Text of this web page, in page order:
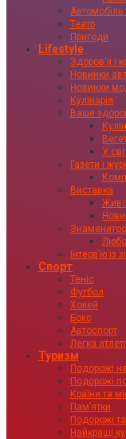
Автомобіль
Театр
Пригоди
Lifestyle
Здоровʼя і
Новинки
Новинки
Кулінарія
Ваше
У
Газети і
Виставка
Інтервʼю із
Спорт
Теніс
Футбол
Хокей
Бокс
Автоспорт
Легка
Туризм
Подорожі
Подорожі по
Країни та
Пам’ятки
Подорожі
Найкращі